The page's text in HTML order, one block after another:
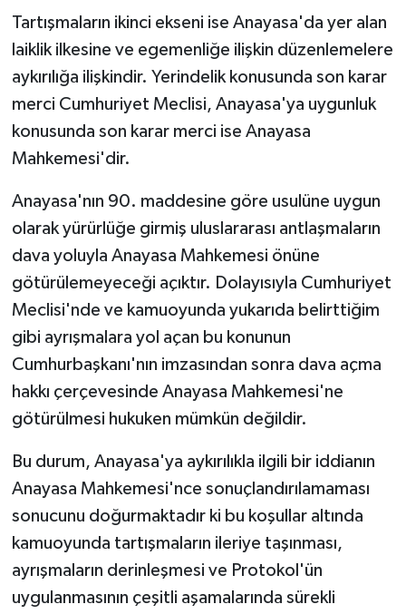
Tartışmaların ikinci ekseni ise Anayasa'da yer alan
laiklik ilkesine ve egemenliğe ilişkin düzenlemelere
aykırılığa ilişkindir. Yerindelik konusunda son karar
merci Cumhuriyet Meclisi, Anayasa'ya uygunluk
konusunda son karar merci ise Anayasa
Mahkemesi'dir.
Anayasa'nın 90. maddesine göre usulüne uygun
olarak yürürlüğe girmiş uluslararası antlaşmaların
dava yoluyla Anayasa Mahkemesi önüne
götürülemeyeceği açıktır. Dolayısıyla Cumhuriyet
Meclisi'nde ve kamuoyunda yukarıda belirttiğim
gibi ayrışmalara yol açan bu konunun
Cumhurbaşkanı'nın imzasından sonra dava açma
hakkı çerçevesinde Anayasa Mahkemesi'ne
götürülmesi hukuken mümkün değildir.
Bu durum, Anayasa'ya aykırılıkla ilgili bir iddianın
Anayasa Mahkemesi'nce sonuçlandırılamaması
sonucunu doğurmaktadır ki bu koşullar altında
kamuoyunda tartışmaların ileriye taşınması,
ayrışmaların derinleşmesi ve Protokol'ün
uygulanmasının çeşitli aşamalarında sürekli